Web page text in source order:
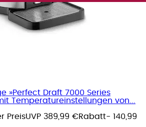
»Perfect Draft 7000 Series
Temperatureinstellungen von...
PreisUVP 389,99 €Rabatt- 140,99